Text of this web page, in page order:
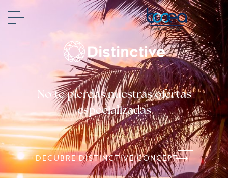
No te pierdas nuestras ofertas
especializadas
DECUBRE DISTINCTIVE CONCEPT